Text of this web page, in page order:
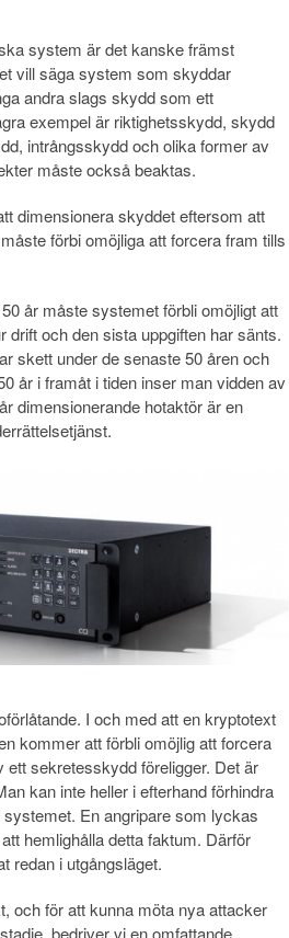
system är det kanske främst
vill säga system som skyddar
andra slags skydd som ett
exempel är riktighetsskydd, skydd
intrångsskydd och olika former av
måste också beaktas.
dimensionera skyddet eftersom att
förbi omöjliga att forcera fram tills
år måste systemet förbli omöjligt att
och den sista uppgiften har sänts.
skett under de senaste 50 åren och
år i framåt i tiden inser man vidden av
dimensionerande hotaktör är en
I och med att en kryptotext
kommer att förbli omöjlig att forcera
ett sekretesskydd föreligger. Det är
kan inte heller i efterhand förhindra
En angripare som lyckas
hemlighålla detta faktum. Därför
redan i utgångsläget.
och för att kunna möta nya attacker